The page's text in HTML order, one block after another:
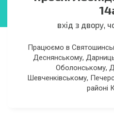
вхід з двору,
Працюємо в
Деснянському,
Оболонському,
Шевченківському,
районі